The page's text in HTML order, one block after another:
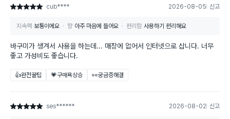
별점 5점 cub**** 2026-08-05 신고
지속력 보통이에요 향 아주 마음에 들어요 편리함 사용하기 편리해요
바구미가 생겨서 사용을 하는데... 매장에 없어서 인터넷으로 삽니다. 너무
좋고 가성비도 좋습니다.
👍완전꿀팁 💗구매욕상승 👀궁금증해결
별점 5점 ses****** 2026-08-02 신고